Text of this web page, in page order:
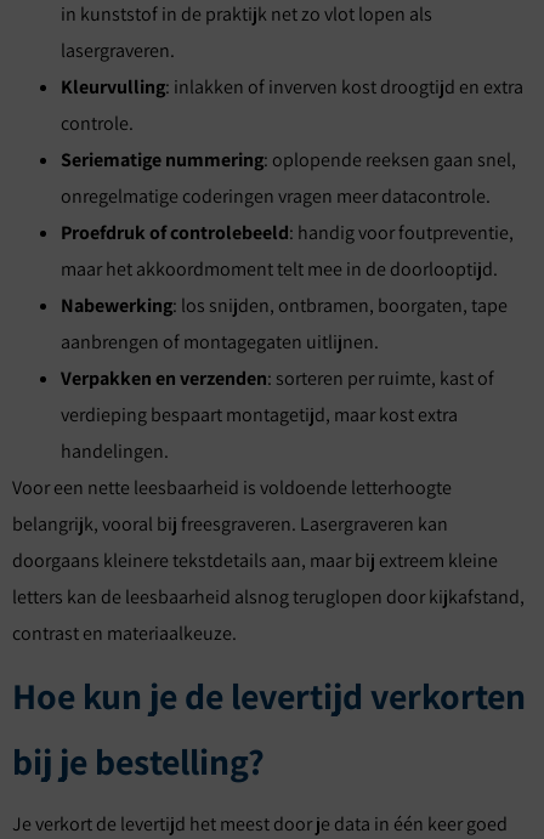
in kunststof in de praktijk net zo vlot lopen als
lasergraveren.
Kleurvulling: inlakken of inverven kost droogtijd en extra
controle.
Seriematige nummering: oplopende reeksen gaan snel,
onregelmatige coderingen vragen meer datacontrole.
Proefdruk of controlebeeld: handig voor foutpreventie,
maar het akkoordmoment telt mee in de doorlooptijd.
Nabewerking: los snijden, ontbramen, boorgaten, tape
aanbrengen of montagegaten uitlijnen.
Verpakken en verzenden: sorteren per ruimte, kast of
verdieping bespaart montagetijd, maar kost extra
handelingen.
Voor een nette leesbaarheid is voldoende letterhoogte
belangrijk, vooral bij freesgraveren. Lasergraveren kan
doorgaans kleinere tekstdetails aan, maar bij extreem kleine
letters kan de leesbaarheid alsnog teruglopen door kijkafstand,
contrast en materiaalkeuze.
Hoe kun je de levertijd verkorten
bij je bestelling?
Je verkort de levertijd het meest door je data in één keer goed